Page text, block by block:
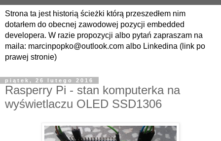
Strona ta jest historią ścieżki którą przeszedłem nim
dotarłem do obecnej zawodowej pozycji embedded
developera. W razie propozycji albo pytań zapraszam na
maila: marcinpopko@outlook.com albo Linkedina (link po
prawej stronie)
piątek, 26 lutego 2016
Rasperry Pi - stan komputerka na
wyświetlaczu OLED SSD1306